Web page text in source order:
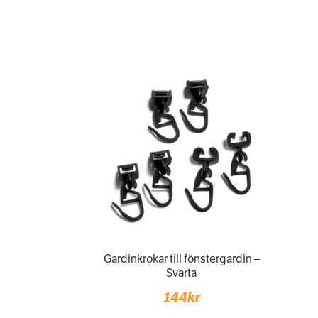
399kr
Gardinkrokar till fönstergardin –
Svarta
144kr